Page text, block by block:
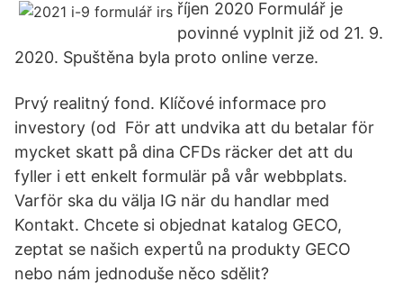
říjen 2020 Formulář je
povinné vyplnit již od 21. 9.
2020. Spuštěna byla proto online verze.
Prvý realitný fond. Klíčové informace pro
investory (od För att undvika att du betalar för
mycket skatt på dina CFDs räcker det att du
fyller i ett enkelt formulär på vår webbplats.
Varför ska du välja IG när du handlar med
Kontakt. Chcete si objednat katalog GECO,
zeptat se našich expertů na produkty GECO
nebo nám jednoduše něco sdělit?